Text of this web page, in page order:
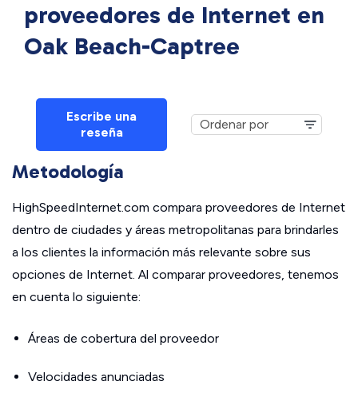
proveedores de Internet en
Oak Beach-Captree
Escribe una
reseña
Metodología
HighSpeedInternet.com compara proveedores de Internet
dentro de ciudades y áreas metropolitanas para brindarles
a los clientes la información más relevante sobre sus
opciones de Internet. Al comparar proveedores, tenemos
en cuenta lo siguiente:
Áreas de cobertura del proveedor
Velocidades anunciadas